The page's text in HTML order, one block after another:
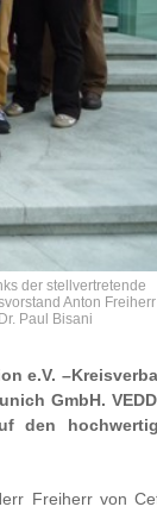
der stellvertretende
Anton Freiherr
Paul Bisani
e.V.
GmbH.
den
Freiherr von